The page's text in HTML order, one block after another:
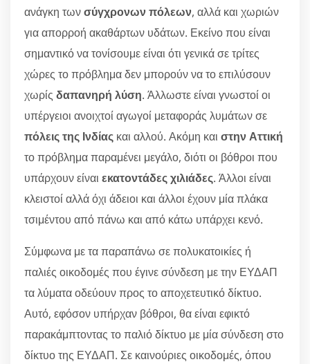
ανάγκη τωνσύγχρονων πόλεων, αλλά και χωριών
για απορροή ακαθάρτων υδάτων. Εκείνο που είναι
σημαντικό να τονίσουμε είναι ότι γενικά σε τρίτες
χώρες το πρόβλημα δεν μπορούν να το επιλύσουν
χωρίς δαπανηρή λύση. Άλλωστε είναι γνωστοί οι
υπέργειοι ανοιχτοί αγωγοί μεταφοράς λυμάτων σε
πόλεις της Ινδίας και αλλού. Ακόμη και στην Αττική
το πρόβλημα παραμένει μεγάλο, διότι οι βόθροι που
υπάρχουν είναι εκατοντάδες χιλιάδες. Άλλοι είναι
κλειστοί αλλά όχι άδειοι και άλλοι έχουν μία πλάκα
τσιμέντου από πάνω και από κάτω υπάρχει κενό.
Σύμφωνα με τα παραπάνω σε πολυκατοικίες ή
παλιές οικοδομές που έγινε σύνδεση με την ΕΥΔΑΠ
τα λύματα οδεύουν προς το αποχετευτικό δίκτυο.
Αυτό, εφόσον υπήρχαν βόθροι, θα είναι εφικτό
παρακάμπτοντας το παλιό δίκτυο με μία σύνδεση στο
δίκτυο της ΕΥΔΑΠ. Σε καινούριες οικοδομές, όπου